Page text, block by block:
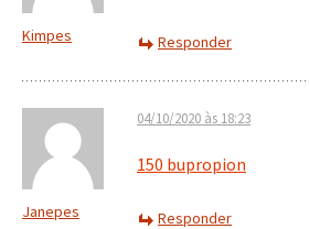
Kimpes Responder
Janepes
04/10/2020 às 18:23
150 bupropion
Responder